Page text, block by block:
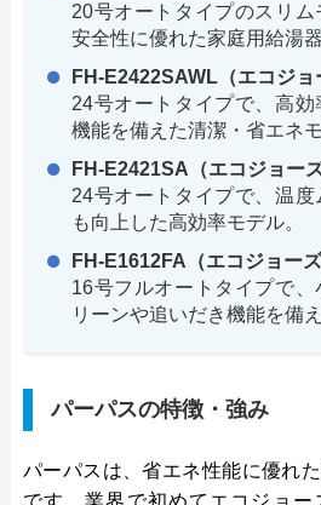
20号オートタイプのスリム
安全性に優れた家庭用給湯器
FH-E2422SAWL（エコジョ
24号オートタイプで、高
機能を備えた清潔・省エネモ
FH-E2421SA（エコジョーズ
24号オートタイプで、温
も向上した高効率モデル。
FH-E1612FA（エコジョーズ
16号フルオートタイプで、
リーンや追いだき機能を備
パーパスの特徴・強み
パーパスは、省エネ性能に優れ